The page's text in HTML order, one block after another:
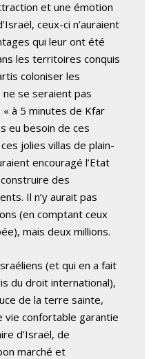
et une émotion
ceux-ci n’auraient
qui leur ont été
les territoires conquis
coloniser les
ne se seraient pas
à 5 minutes de Kfar
eu besoin de ces
jolies villas de plain-
encouragé l’Etat
des
Il n’y aurait pas
(en comptant ceux
mais deux millions.
(et qui en a fait
du droit international),
de la terre sainte,
vie confortable garantie
d’Israël, de
marché et